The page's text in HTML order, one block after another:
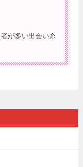
が多い出会い系